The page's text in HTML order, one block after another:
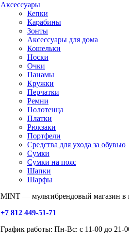
Аксессуары
Кепки
Карабины
Зонты
Аксессуары для дома
Кошельки
Носки
Очки
Панамы
Кружки
Перчатки
Ремни
Полотенца
Платки
Рюкзаки
Портфели
Средства для ухода за обувью
Сумки
Сумки на пояс
Шапки
Шарфы
MINT — мультибрендовый магазин в
+7 812 449-51-71
График работы: Пн-Вс: с 11-00 до 21-